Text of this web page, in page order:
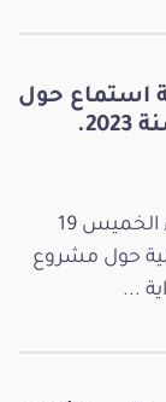
استماع حول
عقدت لجنة المالية والميزانية جلسة مساء الخميس 19
حول مشروع